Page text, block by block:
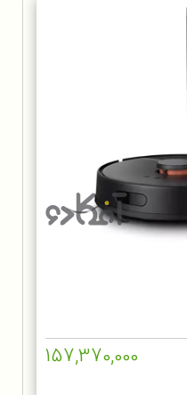
157,370,000